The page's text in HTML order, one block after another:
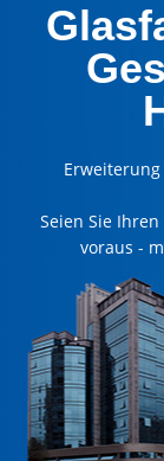
Erweiterung
Seien Sie
voraus -